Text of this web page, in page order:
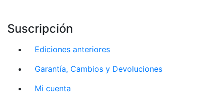
Suscripción
Ediciones anteriores
Garantía, Cambios y Devoluciones
Mi cuenta